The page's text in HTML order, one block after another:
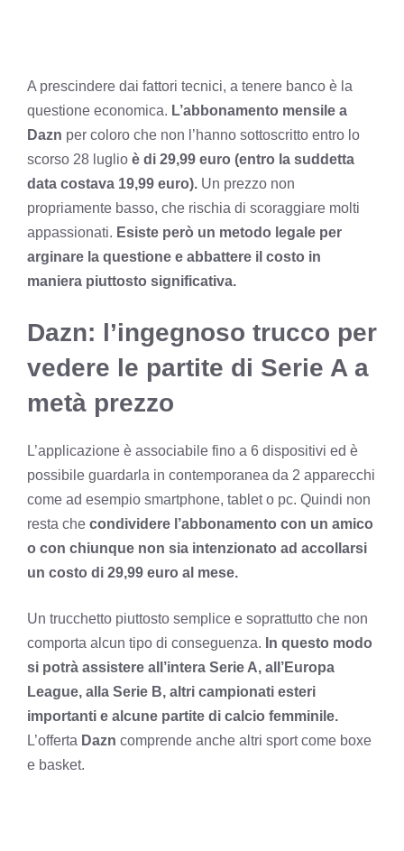
A prescindere dai fattori tecnici, a tenere banco è la
questione economica. L’abbonamento mensile a
Dazn per coloro che non l’hanno sottoscritto entro lo
scorso 28 luglio è di 29,99 euro (entro la suddetta
data costava 19,99 euro). Un prezzo non
propriamente basso, che rischia di scoraggiare molti
appassionati. Esiste però un metodo legale per
arginare la questione e abbattere il costo in
maniera piuttosto significativa.
Dazn: l’ingegnoso trucco per
vedere le partite di Serie A a
metà prezzo
L’applicazione è associabile fino a 6 dispositivi ed è
possibile guardarla in contemporanea da 2 apparecchi
come ad esempio smartphone, tablet o pc. Quindi non
resta che condividere l’abbonamento con un amico
o con chiunque non sia intenzionato ad accollarsi
un costo di 29,99 euro al mese.
Un trucchetto piuttosto semplice e soprattutto che non
comporta alcun tipo di conseguenza. In questo modo
si potrà assistere all’intera Serie A, all’Europa
League, alla Serie B, altri campionati esteri
importanti e alcune partite di calcio femminile.
L’offerta Dazn comprende anche altri sport come boxe
e basket.